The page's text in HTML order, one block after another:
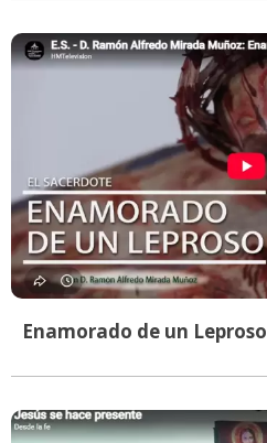
Enamorado de un Leproso